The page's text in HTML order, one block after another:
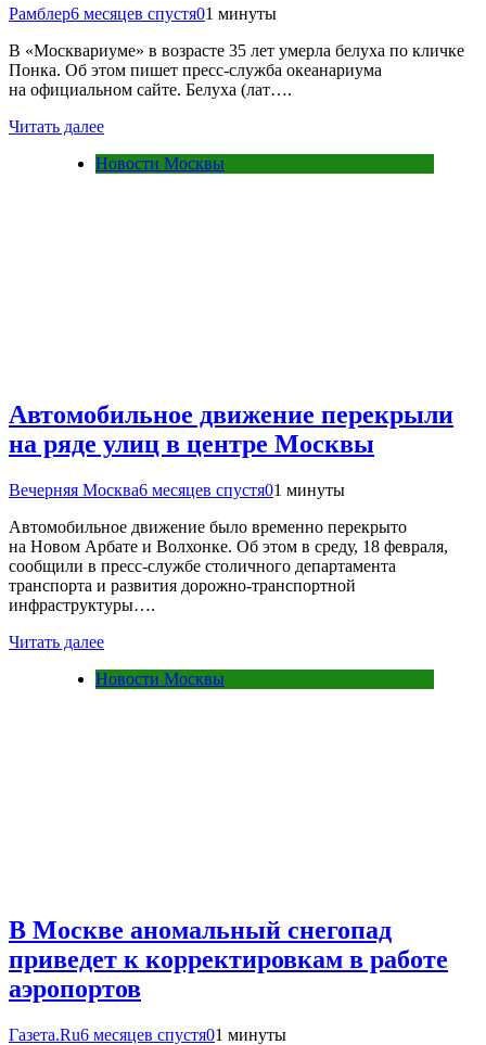
Рамблер6 месяцев спустя01 минуты
В «Москвариуме» в возрасте 35 лет умерла белуха по кличке
Понка. Об этом пишет пресс-служба океанариума
на официальном сайте. Белуха (лат….
Читать далее
Новости Москвы
Автомобильное движение перекрыли
на ряде улиц в центре Москвы
Вечерняя Москва6 месяцев спустя01 минуты
Автомобильное движение было временно перекрыто
на Новом Арбате и Волхонке. Об этом в среду, 18 февраля,
сообщили в пресс-службе столичного департамента
транспорта и развития дорожно-транспортной
инфраструктуры….
Читать далее
Новости Москвы
В Москве аномальный снегопад
приведет к корректировкам в работе
аэропортов
Газета.Ru6 месяцев спустя01 минуты